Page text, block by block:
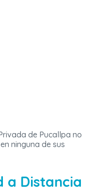
de Pucallpa no
ninguna de sus
a Distancia